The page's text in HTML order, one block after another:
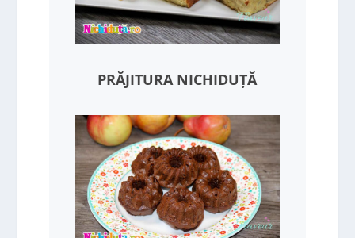
PRĂJITURA NICHIDUȚĂ